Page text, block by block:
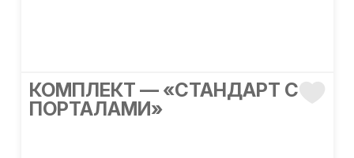
КОМПЛЕКТ — «СТАНДАРТ С
ПОРТАЛАМИ»